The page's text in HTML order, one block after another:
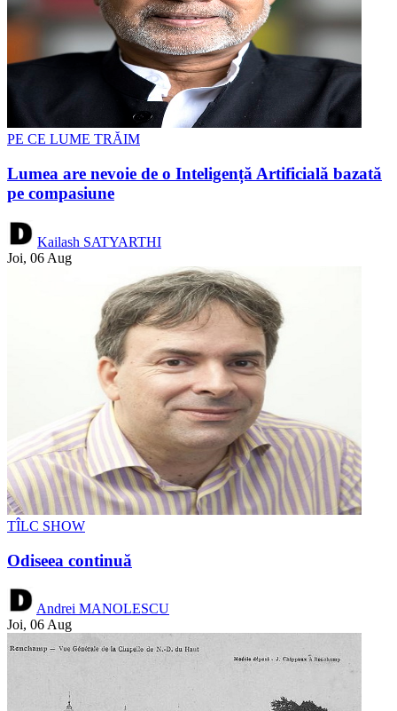
PE CE LUME TRĂIM
Lumea are nevoie de o Inteligență Artificială bazată
pe compasiune
Kailash SATYARTHI
Joi, 06 Aug
TÎLC SHOW
Odiseea continuă
Andrei MANOLESCU
Joi, 06 Aug